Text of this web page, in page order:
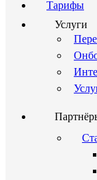
Тарифы
Услуги